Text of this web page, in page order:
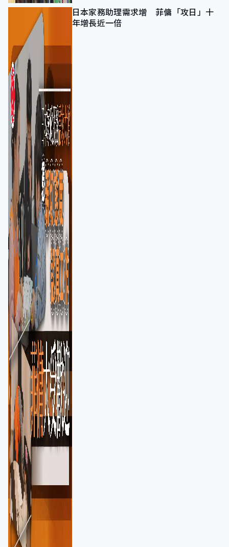
日本家務助理需求增 菲傭「攻日」十
年增長近一倍